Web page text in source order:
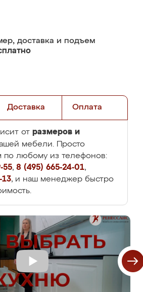
доставка и подъем
Доставка Оплата
от размеров и
мебели. Просто
по любому из телефонов:
55, 8 (495) 665-24-01,
13, и наш менеджер быстро